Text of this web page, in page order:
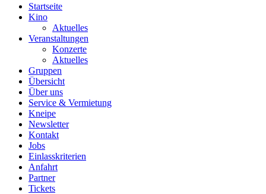
Startseite
Kino
Aktuelles
Veranstaltungen
Konzerte
Aktuelles
Gruppen
Übersicht
Über uns
Service & Vermietung
Kneipe
Newsletter
Kontakt
Jobs
Einlasskriterien
Anfahrt
Partner
Tickets